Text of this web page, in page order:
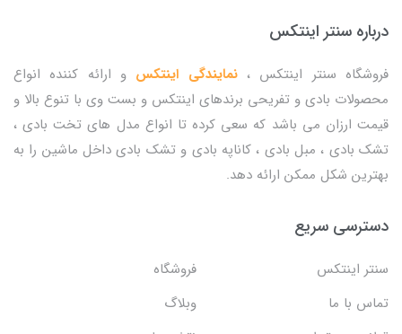
درباره سنتر اینتکس
فروشگاه سنتر اینتکس ،نمایندگی اینتکس و ارائه کننده انواع
محصولات بادی و تفریحی برندهای اینتکس و بست وی با تنوع بالا و
قیمت ارزان می باشد که سعی کرده تا انواع مدل های تخت بادی ،
تشک بادی ، مبل بادی ، کاناپه بادی و تشک بادی داخل ماشین را به
بهترین شکل ممکن ارائه دهد.
دسترسی سریع
سنتر اینتکس
فروشگاه
تماس با ما
وبلاگ